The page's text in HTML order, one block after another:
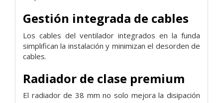
Gestión integrada de cables
Los cables del ventilador integrados en la funda
simplifican la instalación y minimizan el desorden de
cables.
Radiador de clase premium
El radiador de 38 mm no solo mejora la disipación